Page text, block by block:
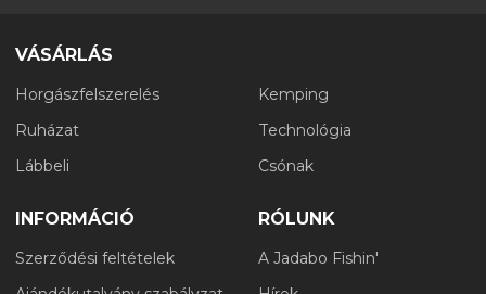
VÁSÁRLÁS
Horgászfelszerelés
Ruházat
Lábbeli
Kemping
Technológia
Csónak
INFORMÁCIÓ
Szerződési feltételek
RÓLUNK
A Jadabo Fishin'